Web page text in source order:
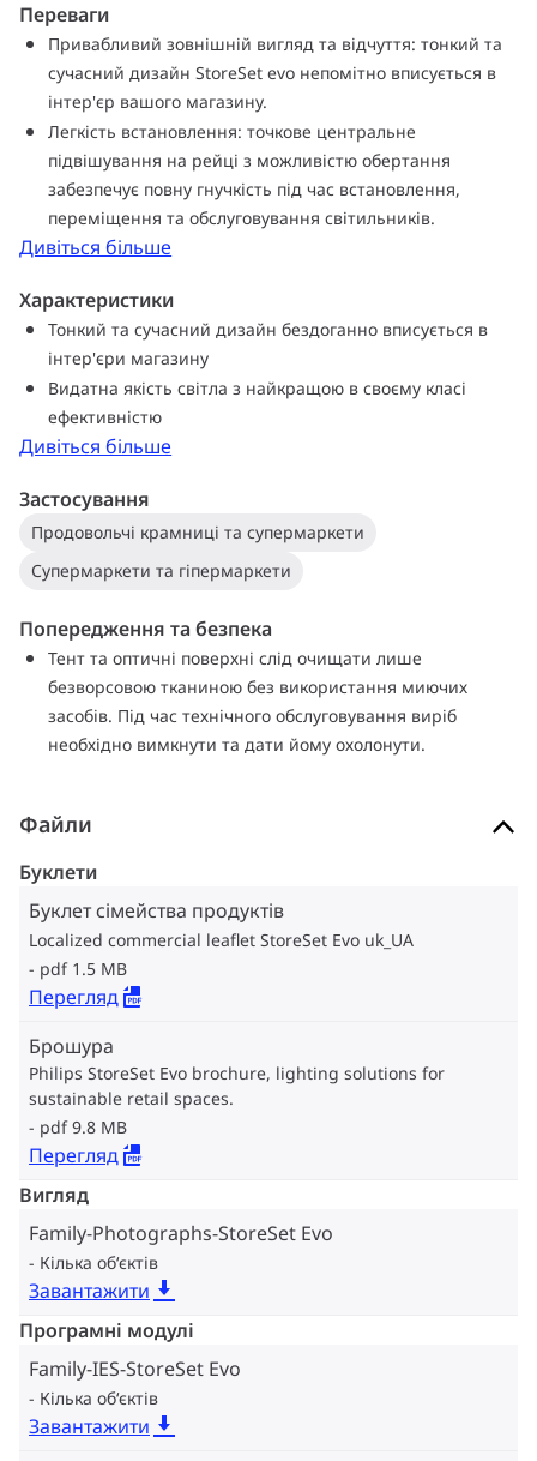
можна використовувати в широкому спектрі застосувань у
роздрібній торгівлі: його можна легко підключити до
силових шин, магістральної мережі Maxos Fusion або
вбудованих стель.
Переваги
Привабливий зовнішній вигляд та відчуття: тонкий та
сучасний дизайн StoreSet evo непомітно вписується в
інтер'єр вашого магазину.
Легкість встановлення: точкове центральне
підвішування на рейці з можливістю обертання
забезпечує повну гнучкість під час встановлення,
переміщення та обслуговування світильників.
Дивіться більше
Характеристики
Тонкий та сучасний дизайн бездоганно вписується в
інтер'єри магазину
Видатна якість світла з найкращою в своєму класі
ефективністю
Дивіться більше
Застосування
Продовольчі крамниці та супермаркети
Супермаркети та гіпермаркети
Попередження та безпека
Тент та оптичні поверхні слід очищати лише
безворсовою тканиною без використання миючих
засобів. Під час технічного обслуговування виріб
необхідно вимкнути та дати йому охолонути.
Файли
Буклети
Буклет сімейства продуктів
Localized commercial leaflet StoreSet Evo uk_UA
pdf 1.5 MB
Перегляд
Брошура
Philips StoreSet Evo brochure, lighting solutions for
sustainable retail spaces.
pdf 9.8 MB
Перегляд
Вигляд
Family-Photographs-StoreSet Evo
Кілька об‘єктів
Завантажити
Програмні модулі
Family-IES-StoreSet Evo
Кілька об‘єктів
Завантажити